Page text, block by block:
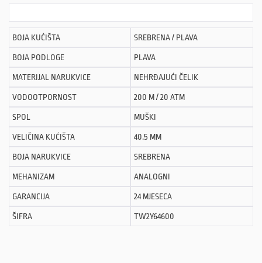
BOJA KUĆIŠTA SREBRENA / PLAVA
BOJA PODLOGE PLAVA
MATERIJAL NARUKVICE NEHRĐAJUĆI ČELIK
VODOOTPORNOST 200 M / 20 ATM
SPOL MUŠKI
VELIČINA KUĆIŠTA 40.5 MM
BOJA NARUKVICE SREBRENA
MEHANIZAM ANALOGNI
GARANCIJA 24 MJESECA
ŠIFRA TW2Y64600